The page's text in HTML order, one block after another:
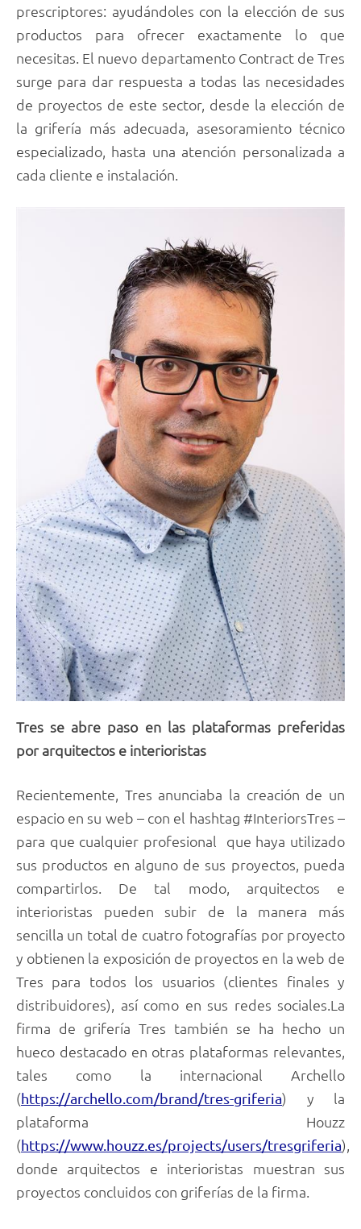
prescriptores: ayudándoles con la elección de sus
productos para ofrecer exactamente lo que
necesitas. El nuevo departamento Contract de Tres
surge para dar respuesta a todas las necesidades
de proyectos de este sector, desde la elección de
la grifería más adecuada, asesoramiento técnico
especializado, hasta una atención personalizada a
cada cliente e instalación.
Tres se abre paso en las plataformas preferidas
por arquitectos e interioristas
Recientemente, Tres anunciaba la creación de un
espacio en su web – con el hashtag #InteriorsTres –
para que cualquier profesional que haya utilizado
sus productos en alguno de sus proyectos, pueda
compartirlos. De tal modo, arquitectos e
interioristas pueden subir de la manera más
sencilla un total de cuatro fotografías por proyecto
y obtienen la exposición de proyectos en la web de
Tres para todos los usuarios (clientes finales y
distribuidores), así como en sus redes sociales.La
firma de grifería Tres también se ha hecho un
hueco destacado en otras plataformas relevantes,
tales como la internacional Archello
(https://archello.com/brand/tres-griferia) y la
plataforma Houzz
(https://www.houzz.es/projects/users/tresgriferia),
donde arquitectos e interioristas muestran sus
proyectos concluidos con griferías de la firma.